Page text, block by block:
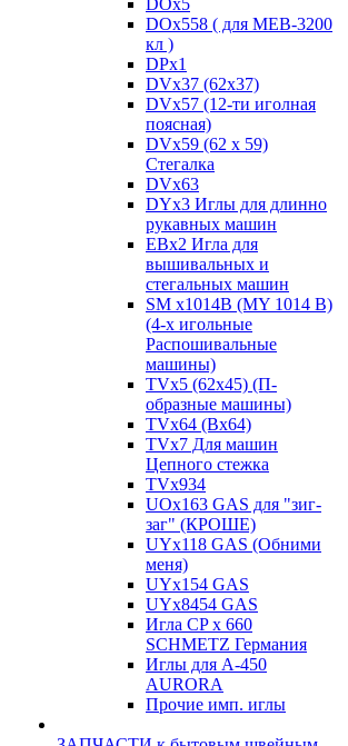
DOx5
DOx558 ( для MEB-3200
кл )
DPx1
DVx37 (62x37)
DVx57 (12-ти иголная
поясная)
DVx59 (62 x 59)
Стегалка
DVx63
DYx3 Иглы для длинно
рукавных машин
EBx2 Игла для
вышивальных и
стегальных машин
SM x1014B (MY 1014 B)
(4-х игольные
Распошивальные
машины)
TVх5 (62х45) (П-
образные машины)
TVх64 (Вх64)
TVх7 Для машин
Цепного стежка
TVх934
UOx163 GAS для "зиг-
заг" (КРОШЕ)
UYx118 GAS (Обними
меня)
UYx154 GAS
UYx8454 GAS
Игла CP х 660
SCHMETZ Германия
Иглы для А-450
AURORA
Прочие имп. иглы